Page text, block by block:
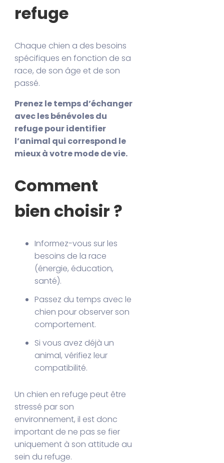
refuge
Chaque chien a des besoins
spécifiques en fonction de sa
race, de son âge et de son
passé.
Prenez le temps d’échanger
avec les bénévoles du
refuge pour identifier
l’animal qui correspond le
mieux à votre mode de vie.
Comment
bien choisir ?
Informez-vous sur les
besoins de la race
(énergie, éducation,
santé).
Passez du temps avec le
chien pour observer son
comportement.
Si vous avez déjà un
animal, vérifiez leur
compatibilité.
Un chien en refuge peut être
stressé par son
environnement, il est donc
important de ne pas se fier
uniquement à son attitude au
sein du refuge.